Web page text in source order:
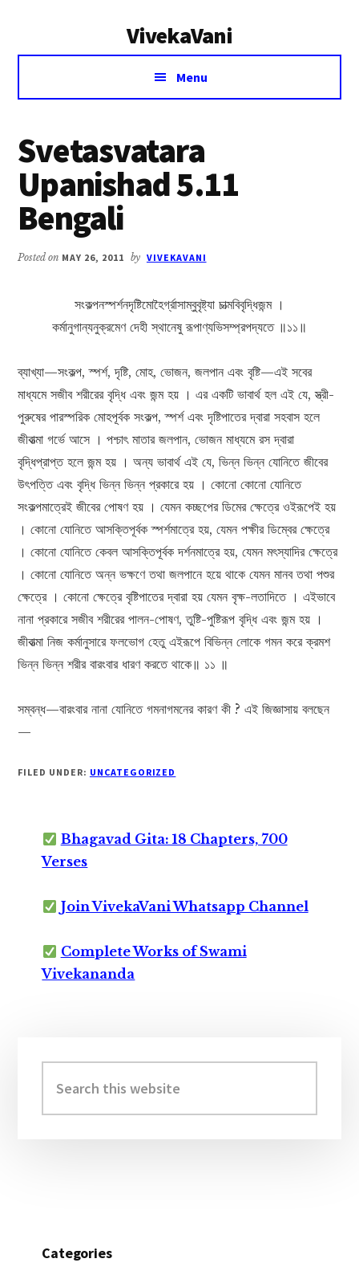
VivekaVani
Voice
Vivekananda
Menu
Svetasvatara
Upanishad 5.11
Bengali
Posted on MAY 26, 2011 by VIVEKAVANI
সংকল্পনস্পর্শনদৃষ্টিমোহৈর্গ্রাসাম্বুবৃষ্ট্যা চাত্মবিবৃদ্ধিজন্ম ।
কর্মানুগান্যনুক্রমেণ দেহী স্থানেষু রূপাণ্যভিসম্প্রপদ্যতে ॥১১॥
ব্যাখ্যা—সংকল্প, স্পর্শ, দৃষ্টি, মোহ, ভোজন, জলপান এবং বৃষ্টি—এই সবের
মাধ্যমে সজীব শরীরের বৃদ্ধি এবং জন্ম হয় । এর একটি ভাবার্থ হল এই যে, স্ত্রী-
পুরুষের পারস্পরিক মোহপূর্বক সংকল্প, স্পর্শ এবং দৃষ্টিপাতের দ্বারা সহবাস হলে
জীবাত্মা গর্ভে আসে । পশ্চাৎ মাতার জলপান, ভোজন মাধ্যমে রস দ্বারা
বৃদ্ধিপ্রাপ্ত হলে জন্ম হয় । অন্য ভাবার্থ এই যে, ভিন্ন ভিন্ন যোনিতে জীবের
উৎপত্তি এবং বৃদ্ধি ভিন্ন ভিন্ন প্রকারে হয় । কোনো কোনো যোনিতে
সংকল্পমাত্রেই জীবের পোষণ হয় । যেমন কচ্ছপের ডিমের ক্ষেত্রে ওইরূপেই হয়
। কোনো যোনিতে আসক্তিপূর্বক স্পর্শমাত্রে হয়, যেমন পক্ষীর ডিম্বের ক্ষেত্রে
। কোনো যোনিতে কেবল আসক্তিপূর্বক দর্শনমাত্রে হয়, যেমন মৎস্যাদির ক্ষেত্রে
। কোনো যোনিতে অন্ন ভক্ষণে তথা জলপানে হয়ে থাকে যেমন মানব তথা পশুর
ক্ষেত্রে । কোনো ক্ষেত্রে বৃষ্টিপাতের দ্বারা হয় যেমন বৃক্ষ-লতাদিতে । এইভাবে
নানা প্রকারে সজীব শরীরের পালন-পোষণ, তুষ্টি-পুষ্টিরূপ বৃদ্ধি এবং জন্ম হয় ।
জীবাত্মা নিজ কর্মানুসারে ফলভোগ হেতু এইরূপে বিভিন্ন লোকে গমন করে ক্রমশ
ভিন্ন ভিন্ন শরীর বারংবার ধারণ করতে থাকে॥ ১১ ॥
সম্বন্ধ—বারংবার নানা যোনিতে গমনাগমনের কারণ কী ? এই জিজ্ঞাসায় বলছেন
—
FILED UNDER: UNCATEGORIZED
Bhagavad Gita: 18 Chapters, 700
Verses
Join VivekaVani Whatsapp Channel
Complete Works of Swami
Vivekananda
Sidebar
this
website
Categories